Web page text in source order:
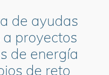
de ayudas
proyectos
de energía
de reto